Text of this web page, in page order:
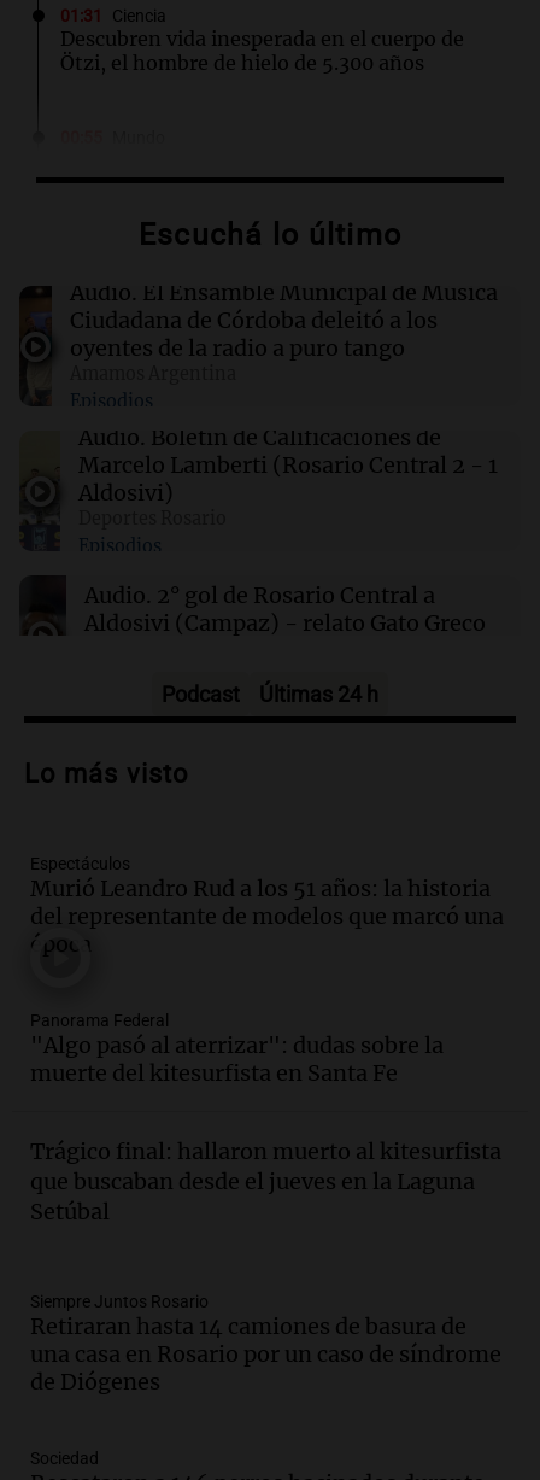
01:31 Ciencia
Descubren vida inesperada en el cuerpo de
Ötzi, el hombre de hielo de 5.300 años
escuelas y actividades turísticas en varias
00:32 Clima
Clima en Salta: cómo estará el tiempo este
sábado 8 de agosto
00:27 Clima
Clima en Tucumán: cómo estará el tiempo
este sábado 8 de agosto
Clima en Mendoza: cómo estará el tiempo
Escuchá lo último
Audio. El Ensamble Municipal de Música
Ciudadana de Córdoba deleitó a los
oyentes de la radio a puro tango
Episodios
Audio. Boletín de Calificaciones de
Marcelo Lamberti (Rosario Central 2 - 1
Aldosivi)
Episodios
Audio. 2° gol de Rosario Central a
Aldosivi (Campaz) - relato Gato Greco
Audio.Nuevo desarrollo urbano y casa
en Villa María
Audio.
La gran exposición de la rural de
la Bulaya abrirá sus puertas mañana con
diversas actividades y sorpresas
Panorama Federal
edificios y proyecta una casa del
estudiante con 48 municipios
involucrados
Episodios
Audio.1° gol de Rosario Central a
Aldosivi (Zalazar en contra) - relato
Gato Greco
Audio.Recomendaciones de vino
bonarda para disfrutar el fin de semana
en Mendoza
Panorama Federal
Audio.
Podcast Últimas 24 h
Lo más visto
Espectáculos
Murió Leandro Rud a los 51 años: la historia
del representante de modelos que marcó una
época
Panorama Federal
"Algo pasó al aterrizar": dudas sobre la
muerte del kitesurfista en Santa Fe
Trágico final: hallaron muerto al kitesurfista
que buscaban desde el jueves en la Laguna
Setúbal
Siempre Juntos Rosario
Retiraran hasta 14 camiones de basura de
una casa en Rosario por un caso de síndrome
de Diógenes
Sociedad